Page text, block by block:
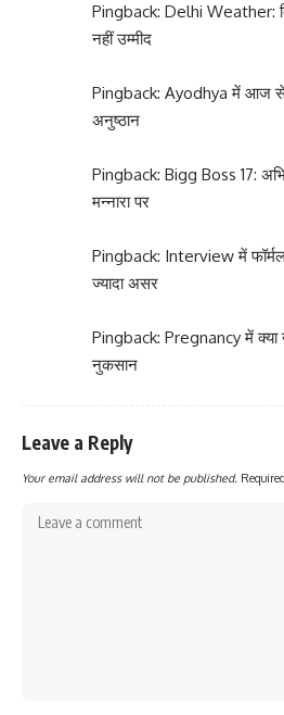
Pingback: Delhi Weather:
नहीं उम्मीद
Pingback: Ayodhya में आज से
अनुष्ठान
Pingback: Bigg Boss 17:
मन्नारा पर
Pingback: Interview में
ज्यादा असर
Pingback: Pregnancy में क्या
नुकसान
Leave a Reply
Your email address will not be published.